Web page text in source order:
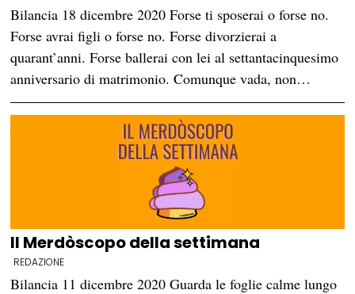
Bilancia 18 dicembre 2020 Forse ti sposerai o forse no.
Forse avrai figli o forse no. Forse divorzierai a
quarant’anni. Forse ballerai con lei al settantacinquesimo
anniversario di matrimonio. Comunque vada, non…
Il Merdòscopo della settimana
REDAZIONE
Bilancia 11 dicembre 2020 Guarda le foglie calme lungo